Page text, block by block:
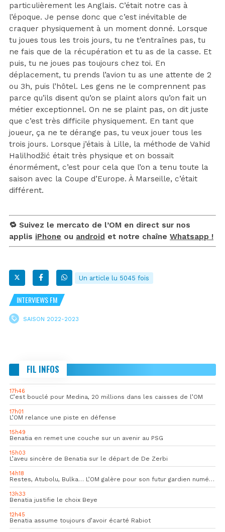
particulièrement les Anglais. C’était notre cas à
l’époque. Je pense donc que c’est inévitable de
craquer physiquement à un moment donné. Lorsque
tu joues tous les trois jours, tu ne t’entraînes pas, tu
ne fais que de la récupération et tu as de la casse. Et
puis, tu ne joues pas toujours chez toi. En
déplacement, tu prends l’avion tu as une attente de 2
ou 3h, puis l’hôtel. Les gens ne le comprennent pas
parce qu’ils disent qu’on se plaint alors qu’on fait un
métier exceptionnel. On ne se plaint pas, on dit juste
que c’est très difficile physiquement. En tant que
joueur, ça ne te dérange pas, tu veux jouer tous les
trois jours. Lorsque j’étais à Lille, la méthode de Vahid
Halilhodžić était très physique et on bossait
énormément, c’est pour cela que l’on a tenu toute la
saison avec la Coupe d’Europe. À Marseille, c’était
différent.
🔁 Suivez le mercato de l’OM en direct sur nos
applis iPhone ou android et notre chaîne Whatsapp !
Un article lu 5045 fois
INTERVIEWS FM
SAISON 2022-2023
FIL INFOS
17h46
C’est bouclé pour Medina, 20 millions dans les caisses de l’OM
17h01
L’OM relance une piste en défense
15h49
Benatia en remet une couche sur un avenir au PSG
15h03
L’aveu sincère de Benatia sur le départ de De Zerbi
14h18
Restes, Atubolu, Bulka… L’OM galère pour son futur gardien numéro 1
13h33
Benatia justifie le choix Beye
12h45
Benatia assume toujours d’avoir écarté Rabiot